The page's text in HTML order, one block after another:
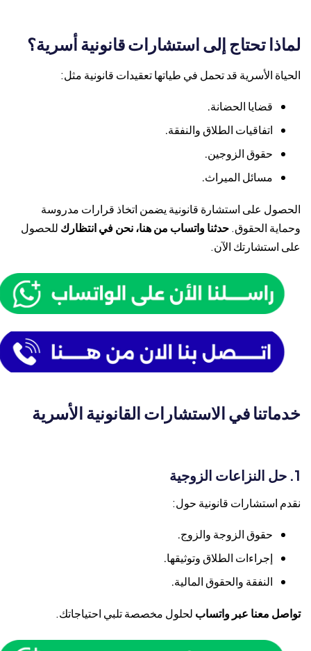
لماذا تحتاج إلى استشارات قانونية أسرية؟
الحياة الأسرية قد تحمل في طياتها تعقيدات قانونية مثل:
قضايا الحضانة.
اتفاقيات الطلاق والنفقة.
حقوق الزوجين.
مسائل الميراث.
الحصول على استشارة قانونية يضمن اتخاذ قرارات مدروسة
وحماية الحقوق. حدثنا واتساب من هنا، نحن في انتظاركللحصول
على استشارتك الآن.
خدماتنا في الاستشارات القانونية الأسرية
1. حل النزاعات الزوجية
نقدم استشارات قانونية حول:
حقوق الزوجة والزوج.
إجراءات الطلاق وتوثيقها.
النفقة والحقوق المالية.
تواصل معنا عبر واتسابلحلول مخصصة تلبي احتياجاتك.